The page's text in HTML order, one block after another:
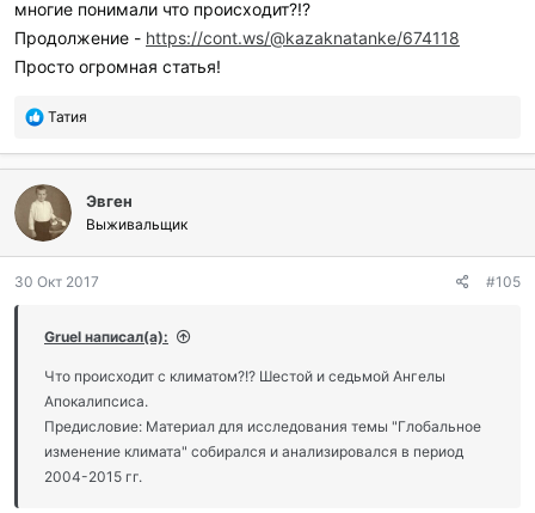
многие понимали что происходит?!?
Продолжение - https://cont.ws/@kazaknatanke/674118
Просто огромная статья!
П
б
а
г
о
а
и
и
:
Татия
Эвген
Выживальщик
30 Окт 2017 #105
Gruel написал(а):
Что происходит с климатом?!? Шестой и седьмой Ангелы
Апокалипсиса.
Предисловие: Материал для исследования темы "Глобальное
изменение климата" собирался и анализировался в период
2004-2015 гг.